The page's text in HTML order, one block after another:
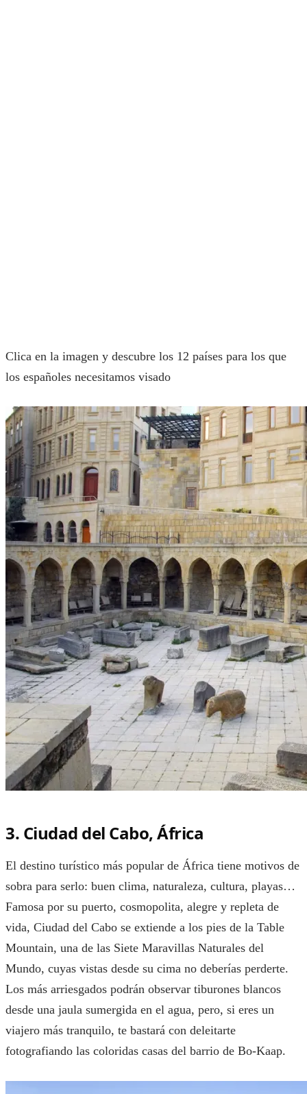
Clica en la imagen y descubre los 12 países para los que
los españoles necesitamos visado
3. Ciudad del Cabo, África
El destino turístico más popular de África tiene motivos de
sobra para serlo: buen clima, naturaleza, cultura, playas…
Famosa por su puerto, cosmopolita, alegre y repleta de
vida, Ciudad del Cabo se extiende a los pies de la Table
Mountain, una de las Siete Maravillas Naturales del
Mundo, cuyas vistas desde su cima no deberías perderte.
Los más arriesgados podrán observar tiburones blancos
desde una jaula sumergida en el agua, pero, si eres un
viajero más tranquilo, te bastará con deleitarte
fotografiando las coloridas casas del barrio de Bo-Kaap.